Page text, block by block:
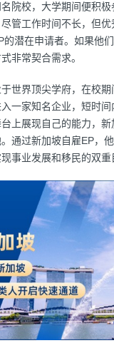
院校，大学期间便积
管工作时间不长，但
的潜在申请者。如果他
非常契合需求。
世界顶尖学府，在校
一家知名企业，短时
上展现自己的能力，
通过新加坡自雇EP，
事业发展和移民的双重